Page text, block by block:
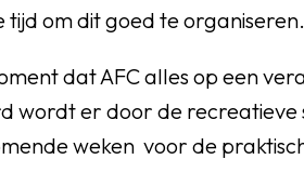
tijd om dit goed te organiseren.
dat AFC alles op een
wordt er door de recreatieve
weken voor de